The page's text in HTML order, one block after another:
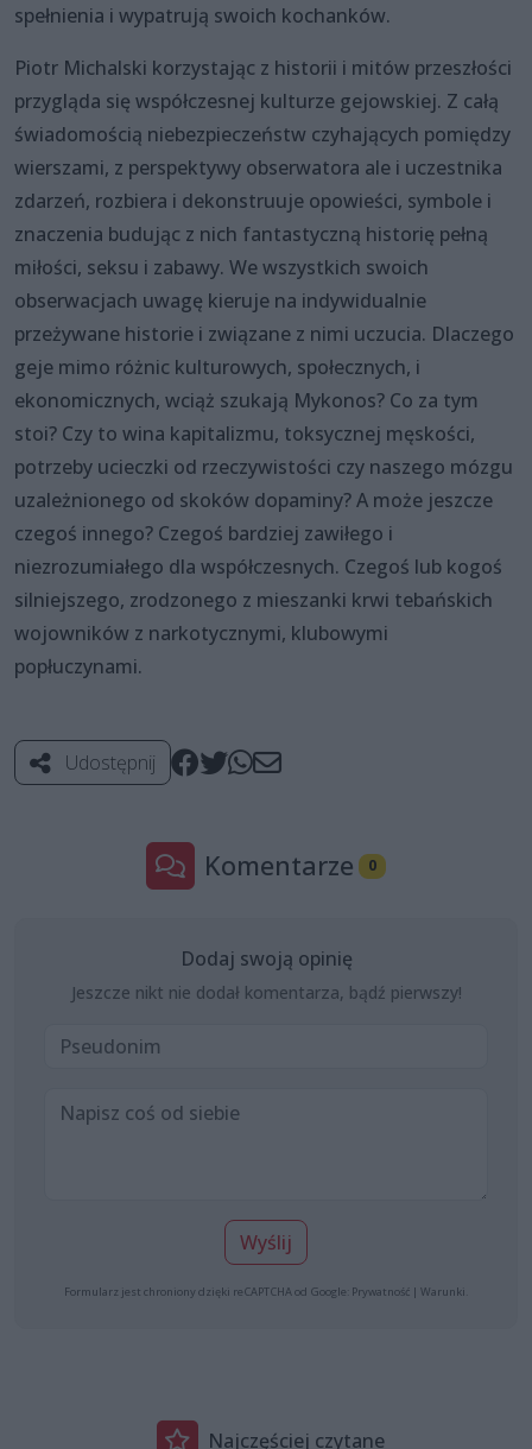
spełnienia i wypatrują swoich kochanków.
Piotr Michalski korzystając z historii i mitów przeszłości
przygląda się współczesnej kulturze gejowskiej. Z całą
świadomością niebezpieczeństw czyhających pomiędzy
wierszami, z perspektywy obserwatora ale i uczestnika
zdarzeń, rozbiera i dekonstruuje opowieści, symbole i
znaczenia budując z nich fantastyczną historię pełną
miłości, seksu i zabawy. We wszystkich swoich
obserwacjach uwagę kieruje na indywidualnie
przeżywane historie i związane z nimi uczucia. Dlaczego
geje mimo różnic kulturowych, społecznych, i
ekonomicznych, wciąż szukają Mykonos? Co za tym
stoi? Czy to wina kapitalizmu, toksycznej męskości,
potrzeby ucieczki od rzeczywistości czy naszego mózgu
uzależnionego od skoków dopaminy? A może jeszcze
czegoś innego? Czegoś bardziej zawiłego i
niezrozumiałego dla współczesnych. Czegoś lub kogoś
silniejszego, zrodzonego z mieszanki krwi tebańskich
wojowników z narkotycznymi, klubowymi
popłuczynami.
Udostępnij
Komentarze 0
Dodaj swoją opinię
Jeszcze nikt nie dodał komentarza, bądź pierwszy!
Wyślij
Formularz jest chroniony dzięki reCAPTCHA od Google: Prywatność | Warunki
Najczęściej czytane